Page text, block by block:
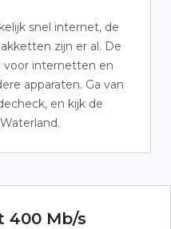
snel internet, de
zijn er al. De
internetten en
apparaten. Ga van
en kijk de
400 Mb/s